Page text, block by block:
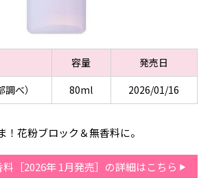
容量
発売日
べ）
80ml 2026/01/16
！花粉ブロック＆無香料に。
料［2026年 1月発売］の詳細はこちら